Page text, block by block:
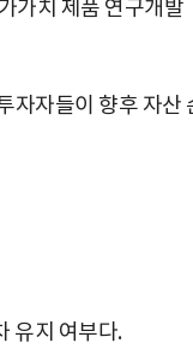
가치 제품 연구개발
자자들이 향후 자산
유지 여부다.